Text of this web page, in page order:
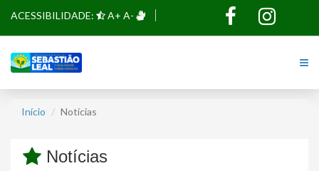
ACESSIBILIDADE: A+ A-
Início Notícias
Notícias